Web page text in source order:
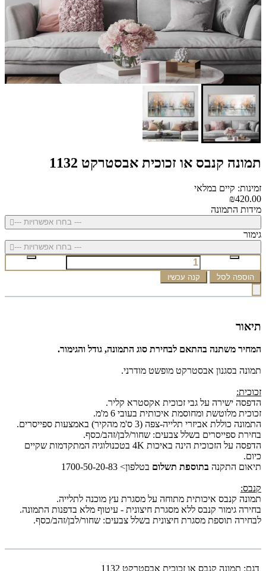
תמונה קנבס או זכוכית אבסטרקט 1132
זמינות: קיים במלאי
₪420.00
מידות התמונה
--- בחרו אפשרויות ---
גימור
--- בחרו אפשרויות ---
הוספה לסל קנה עכשיו
תיאור
המחיר משתנה בהתאם לבחירת סוג התמונה, גודל והגימור.
תמונה בסגנון אבסטרקט מופשט מודרני.
זכוכית:
הדפסה ישירה על גבי זכוכית אקסטרא קליר.
זכוכית מלוטשת ומחוסמת איכותית בעובי 6 מ'מ.
התמונה כוללת אביזרי תלייה-צפה (3 ס'מ מהקיר) באמצעות ספייסרים.
בחירת ספייסרים בשלל צבעים: שחור/לבן/זהב/כסף.
הדפסה על הזכוכית הינה באיכות 4K בטכנולוגיה המתקדמות שקיים
כיום.
תיאום התקנה בתוספת תשלום בטלפון> 1700-50-20-83
קנבס:
תמונה קנבס איכותית מתוחה על מסגרת עץ מוכנה לתלייה.
בחירה גימור קנבס ללא מסגרת חיצונית - עיטוף מלא בדפנות התמונה.
לבחירה תוספת מסגרת חיצונית בשלל צבעים: שחור/לבן/זהב/כסף.
דגם: תמונה קנבס או זכוכית אבסטרקט 1132